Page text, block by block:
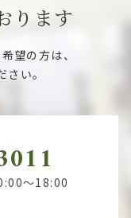
ります
望の方は、
い。
～18:00